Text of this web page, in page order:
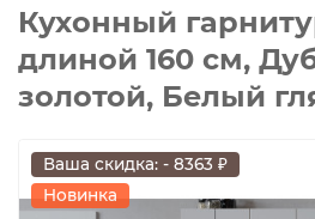
Кухонный
длиной 160 см,
золотой, Белый
Ваша скидка: - 8363 ₽
Новинка